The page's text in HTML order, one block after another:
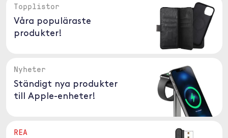
Topplistor
Våra populäraste
produkter!
Nyheter
Ständigt nya produkter
till Apple-enheter!
REA